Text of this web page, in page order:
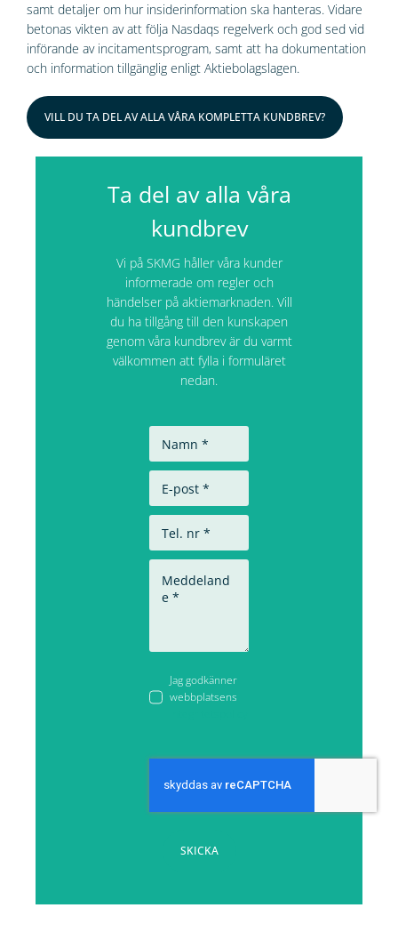
samt detaljer om hur insiderinformation ska hanteras. Vidare
betonas vikten av att följa Nasdaqs regelverk och god sed vid
införande av incitamentsprogram, samt att ha dokumentation
och information tillgänglig enligt Aktiebolagslagen.
VILL DU TA DEL AV ALLA VÅRA KOMPLETTA KUNDBREV?
Ta del av alla våra
kundbrev
Vi på SKMG håller våra kunder
informerade om regler och
händelser på aktiemarknaden. Vill
du ha tillgång till den kunskapen
genom våra kundbrev är du varmt
välkommen att fylla i formuläret
nedan.
Jag godkänner
webbplatsens
SKICKA